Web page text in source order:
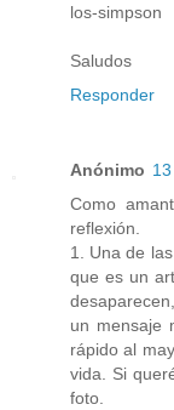
los-simpson
Saludos
Responder
Anónimo
Como
reflexión.
1. Una de
que es un
un mensaje
rápido al
vida. Si
foto.